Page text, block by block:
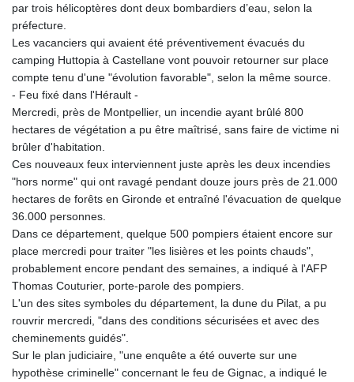
par trois hélicoptères dont deux bombardiers d’eau, selon la
préfecture.
Les vacanciers qui avaient été préventivement évacués du
camping Huttopia à Castellane vont pouvoir retourner sur place
compte tenu d'une "évolution favorable", selon la même source.
- Feu fixé dans l'Hérault -
Mercredi, près de Montpellier, un incendie ayant brûlé 800
hectares de végétation a pu être maîtrisé, sans faire de victime ni
brûler d'habitation.
Ces nouveaux feux interviennent juste après les deux incendies
"hors norme" qui ont ravagé pendant douze jours près de 21.000
hectares de forêts en Gironde et entraîné l'évacuation de quelque
36.000 personnes.
Dans ce département, quelque 500 pompiers étaient encore sur
place mercredi pour traiter "les lisières et les points chauds",
probablement encore pendant des semaines, a indiqué à l'AFP
Thomas Couturier, porte-parole des pompiers.
L'un des sites symboles du département, la dune du Pilat, a pu
rouvrir mercredi, "dans des conditions sécurisées et avec des
cheminements guidés".
Sur le plan judiciaire, "une enquête a été ouverte sur une
hypothèse criminelle" concernant le feu de Gignac, a indiqué le